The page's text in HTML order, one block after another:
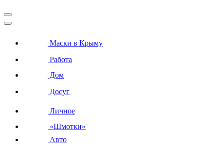
Маски в Крыму
Работа
Дом
Досуг
Личное
«Шмотки»
Авто